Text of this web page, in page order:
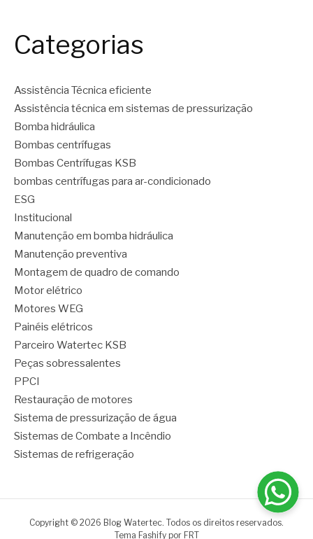
Categorias
Assistência Técnica eficiente
Assistência técnica em sistemas de pressurização
Bomba hidráulica
Bombas centrífugas
Bombas Centrífugas KSB
bombas centrífugas para ar-condicionado
ESG
Institucional
Manutenção em bomba hidráulica
Manutenção preventiva
Montagem de quadro de comando
Motor elétrico
Motores WEG
Painéis elétricos
Parceiro Watertec KSB
Peças sobressalentes
PPCI
Restauração de motores
Sistema de pressurização de água
Sistemas de Combate a Incêndio
Sistemas de refrigeração
Copyright © 2026 Blog Watertec. Todos os direitos reservados.
Tema Fashify por FRT